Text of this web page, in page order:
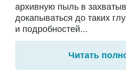
архивную пыль в
докапываться до таких
и подробностей...
Читать